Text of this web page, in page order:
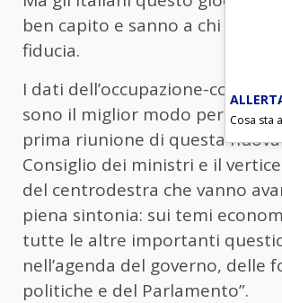
ben capito e sanno a chi dare la
fiducia.
I dati dell’occupazione-conclude
sono il miglior modo per
prima riunione di questa
Consiglio dei ministri e il
del centrodestra che vanno
piena sintonia: sui temi
tutte le altre importanti
nell’agenda del governo, delle
politiche e del Parlamento”.
Cosa sta